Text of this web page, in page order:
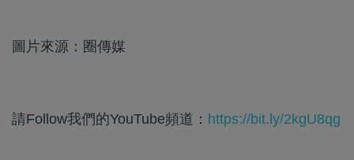
圖片來源：圈傳媒
請Follow我們的YouTube頻道： https://bit.ly/2kgU8qg